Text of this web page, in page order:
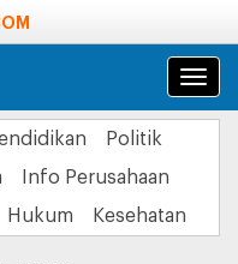
Politik
Info Perusahaan
Hukum Kesehatan